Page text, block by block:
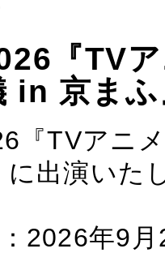
『TV
in 京ま
『TVアニ
に出演いた
2026年9